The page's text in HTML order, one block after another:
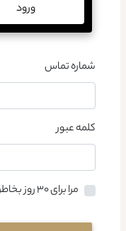
ورود
شماره تماس
کلمه عبور
مرا برای ۳۰ روز بخاطر بسپار